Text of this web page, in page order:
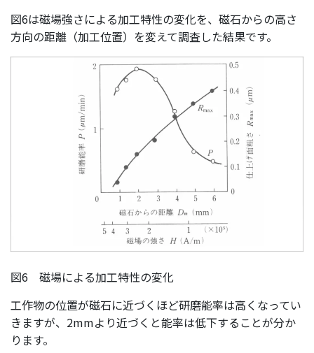
図6は磁場強さによる加工特性の変化を、磁石からの高さ
方向の距離（加工位置）を変えて調査した結果です。
図6 磁場による加工特性の変化
工作物の位置が磁石に近づくほど研磨能率は高くなってい
きますが、2mmより近づくと能率は低下することが分か
ります。